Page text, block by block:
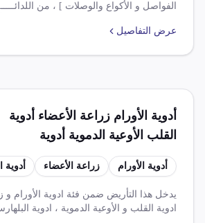
الفواصل و الأكواع والوصلات ] ، من
عرض التفاصيل
أدوية الأورام زراعة الأعضاء أدوية
القلب الأوعية الدموية أدوية
البلهارسيا البدائل الصناعية للبلازما
أدوية الأمراض المستعصية المزمنة
النفسية العصبية تحتوي على أشباه
قلويات مشتقاتها غير مهيأة بجرعات
أدوية الأورام زراعة الأعضاء أدوية
يدخل هذا التأريض ضمن فئة ادوية الأورام و
ادوية القلب و الأوعية الدموية ، ادوية